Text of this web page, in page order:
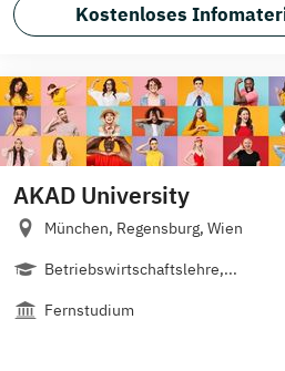
Kostenloses
AKAD University
München, Regensburg, Wien
Betriebswirtschaftslehre,...
Fernstudium